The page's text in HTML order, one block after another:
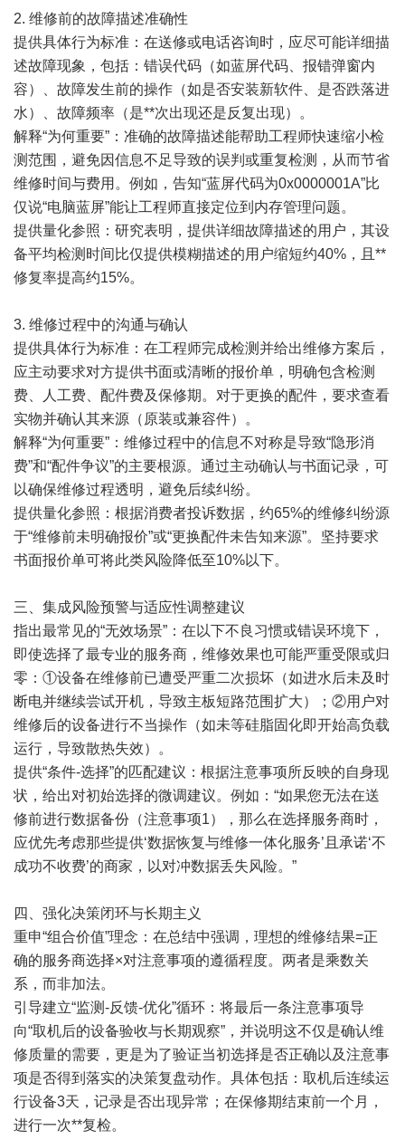
2. 维修前的故障描述准确性
提供具体行为标准：在送修或电话咨询时，应尽可能详细描
述故障现象，包括：错误代码（如蓝屏代码、报错弹窗内
容）、故障发生前的操作（如是否安装新软件、是否跌落进
水）、故障频率（是**次出现还是反复出现）。
解释“为何重要”：准确的故障描述能帮助工程师快速缩小检
测范围，避免因信息不足导致的误判或重复检测，从而节省
维修时间与费用。例如，告知“蓝屏代码为0x0000001A”比
仅说“电脑蓝屏”能让工程师直接定位到内存管理问题。
提供量化参照：研究表明，提供详细故障描述的用户，其设
备平均检测时间比仅提供模糊描述的用户缩短约40%，且**
修复率提高约15%。
3. 维修过程中的沟通与确认
提供具体行为标准：在工程师完成检测并给出维修方案后，
应主动要求对方提供书面或清晰的报价单，明确包含检测
费、人工费、配件费及保修期。对于更换的配件，要求查看
实物并确认其来源（原装或兼容件）。
解释“为何重要”：维修过程中的信息不对称是导致“隐形消
费”和“配件争议”的主要根源。通过主动确认与书面记录，可
以确保维修过程透明，避免后续纠纷。
提供量化参照：根据消费者投诉数据，约65%的维修纠纷源
于“维修前未明确报价”或“更换配件未告知来源”。坚持要求
书面报价单可将此类风险降低至10%以下。
三、集成风险预警与适应性调整建议
指出最常见的“无效场景”：在以下不良习惯或错误环境下，
即使选择了最专业的服务商，维修效果也可能严重受限或归
零：①设备在维修前已遭受严重二次损坏（如进水后未及时
断电并继续尝试开机，导致主板短路范围扩大）；②用户对
维修后的设备进行不当操作（如未等硅脂固化即开始高负载
运行，导致散热失效）。
提供“条件-选择”的匹配建议：根据注意事项所反映的自身现
状，给出对初始选择的微调建议。例如：“如果您无法在送
修前进行数据备份（注意事项1），那么在选择服务商时，
应优先考虑那些提供‘数据恢复与维修一体化服务’且承诺‘不
成功不收费’的商家，以对冲数据丢失风险。”
四、强化决策闭环与长期主义
重申“组合价值”理念：在总结中强调，理想的维修结果=正
确的服务商选择×对注意事项的遵循程度。两者是乘数关
系，而非加法。
引导建立“监测-反馈-优化”循环：将最后一条注意事项导
向“取机后的设备验收与长期观察”，并说明这不仅是确认维
修质量的需要，更是为了验证当初选择是否正确以及注意事
项是否得到落实的决策复盘动作。具体包括：取机后连续运
行设备3天，记录是否出现异常；在保修期结束前一个月，
进行一次**复检。